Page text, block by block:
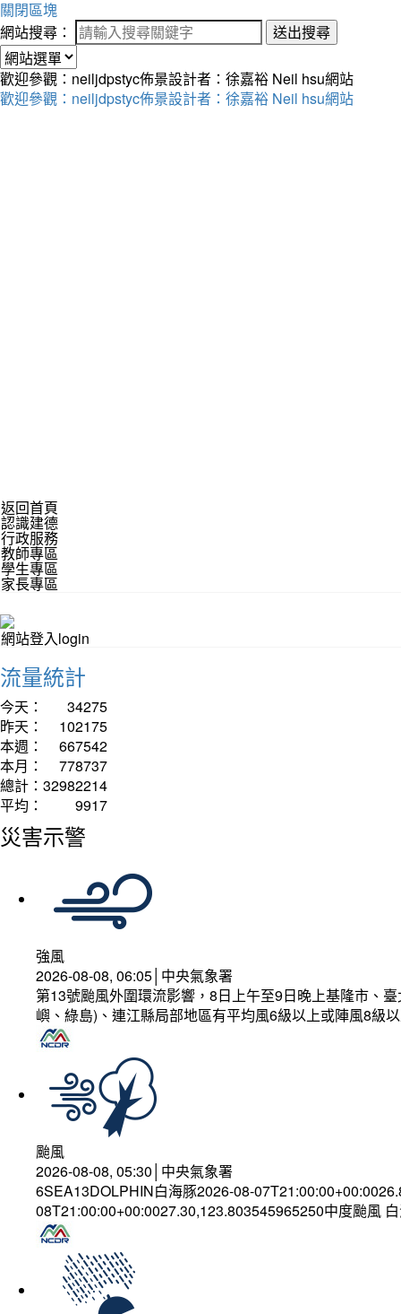
關閉區塊
網站搜尋：
送出搜尋
歡迎參觀：neiljdpstyc佈景設計者：徐嘉裕 Neil hsu網站
歡迎參觀：neiljdpstyc佈景設計者：徐嘉裕 Neil hsu網站
返回首頁
認識建德
行政服務
教師專區
學生專區
家長專區
網站登入login
流量統計
今天：
34275
昨天：
102175
本週：
667542
本月：
778737
總計： 32982214
平均：
9917
災害示警
強風
2026-08-08, 06:05│中央氣象署
第13號颱風外圍環流影響，8日上午至9日晚上基隆市、
嶼、綠島)、連江縣局部地區有平均風6級以上或陣風8級
颱風
2026-08-08, 05:30│中央氣象署
6SEA13DOLPHIN白海豚2026-08-
08T21:00:00+00:0027.30,123.803545965250中度颱風